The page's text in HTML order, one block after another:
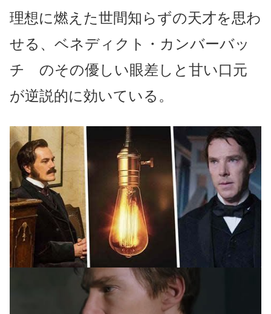
理想に燃えた世間知らずの天才を思わ
せる、ベネディクト・カンバーバッ
チ のその優しい眼差しと甘い口元
が逆説的に効いている。